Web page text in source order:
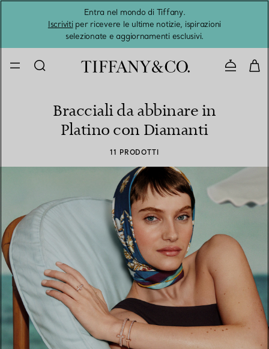
Entra nel mondo di Tiffany.
Iscrivitiper ricevere le ultime notizie, ispirazioni
selezionate e aggiornamenti esclusivi.
Bracciali da abbinare in
Platino con Diamanti
11 PRODOTTI